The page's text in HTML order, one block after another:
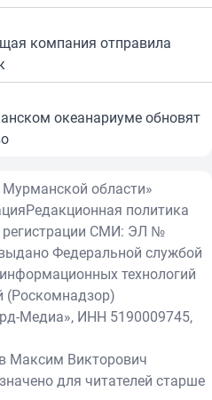
компания отправила
океанариуме обновят
Мурманской области»
Редакционная политика
регистрации СМИ: ЭЛ №
Федеральной службой
технологий
(Роскомнадзор)
Медиа», ИНН 5190009745,
Максим Викторович
для читателей старше